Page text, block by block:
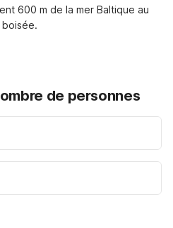
600 m de la mer Baltique au
boisée.
de personnes